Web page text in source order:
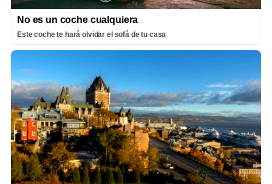
No es un coche cualquiera
Este coche te hará olvidar el sofá de tu casa